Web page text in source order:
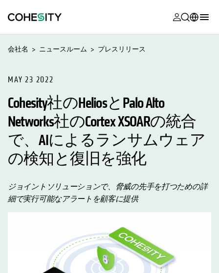
新しいタ
新しいタ
新しいタ
新しいタ
製品に関す
ドキュメン
新しいタ
アカデミー
新しいタ
Community
新しいタ
新しいタ
Français (France)
Português (Brazil)
한국어 (South
Korea)
会社名 ニュースルーム プレスリリース
MAY 23 2022
Cohesity社のHeliosとPalo Alto
Networks社のCortex XSOARの統合
で、AIによるランサムウェア
の検知と復旧を強化
ジョイントソリューションで、脅威の先手を打つための詳
細で実行可能なアラートを顧客に提供